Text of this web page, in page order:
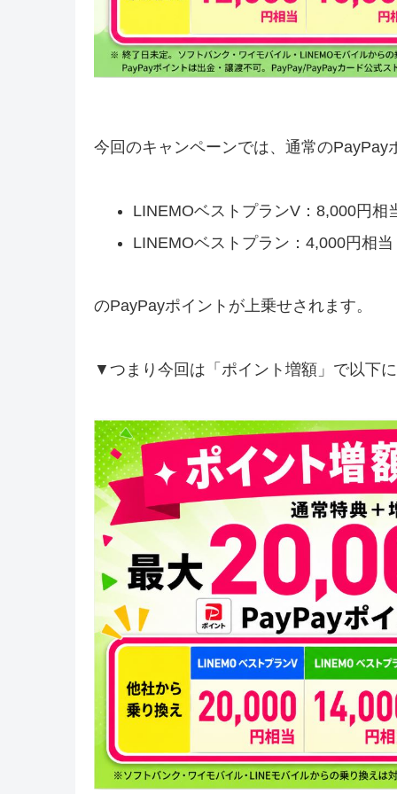
今回のキャンペーンでは、通常のPayPay
LINEMOベストプランV：8,000円相
LINEMOベストプラン：4,000円相当
のPayPayポイントが上乗せされます。
▼つまり今回は「ポイント増額」で以下